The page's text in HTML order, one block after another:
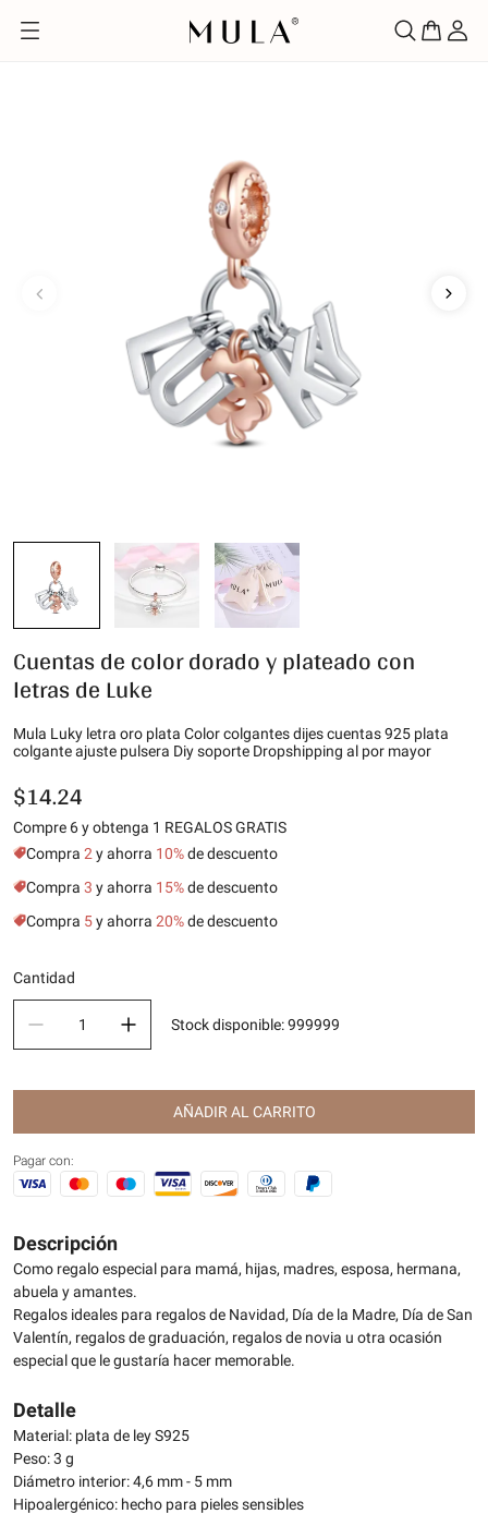
Cuentas de color dorado y plateado con
letras de Luke
Mula Luky letra oro plata Color colgantes dijes cuentas 925 plata
colgante ajuste pulsera Diy soporte Dropshipping al por mayor
$14.24
Compre 6 y obtenga 1 REGALOS GRATIS
Compra 2 y ahorra 10%de descuento
Compra 3 y ahorra 15%de descuento
Compra 5y ahorra 20%de descuento
Cantidad
Stock disponible:999999
AÑADIR AL CARRITO
Pagar con:
Descripción
Como regalo especial para mamá, hijas, madres, esposa, hermana,
abuela y amantes.
Regalos ideales para regalos de Navidad, Día de la Madre, Día de San
Valentín, regalos de graduación, regalos de novia u otra ocasión
especial que le gustaría hacer memorable.
Detalle
Material: plata de ley S925
Peso: 3 g
Diámetro interior: 4,6 mm - 5 mm
Hipoalergénico: hecho para pieles sensibles